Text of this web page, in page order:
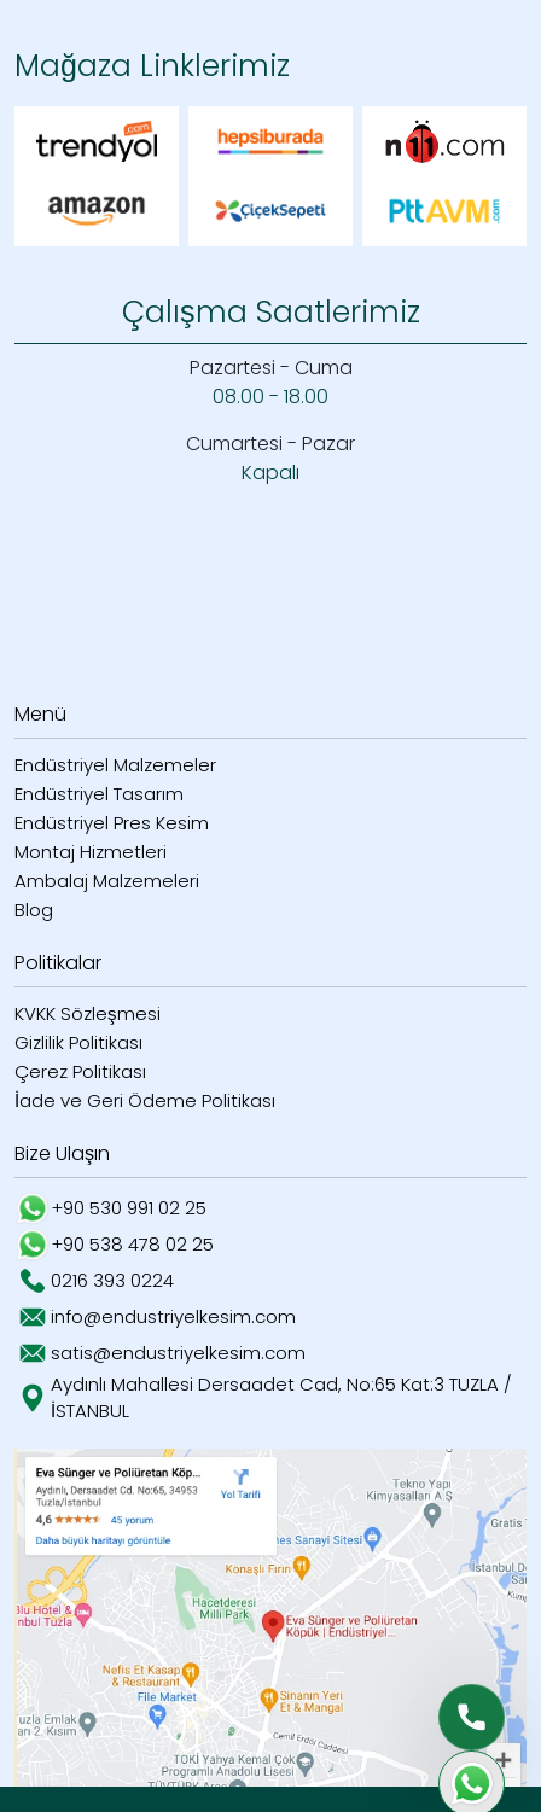
Mağaza Linklerimiz
Çalışma Saatlerimiz
Pazartesi - Cuma
08.00 - 18.00
Cumartesi - Pazar
Kapalı
Menü
Endüstriyel Malzemeler
Endüstriyel Tasarım
Endüstriyel Pres Kesim
Montaj Hizmetleri
Ambalaj Malzemeleri
Blog
Politikalar
KVKK Sözleşmesi
Gizlilik Politikası
Çerez Politikası
İade ve Geri Ödeme Politikası
Bize Ulaşın
+90 530 991 02 25
+90 538 478 02 25
0216 393 0224
info@endustriyelkesim.com
satis@endustriyelkesim.com
Aydınlı Mahallesi Dersaadet Cad, No:65 Kat:3 TUZLA /
İSTANBUL